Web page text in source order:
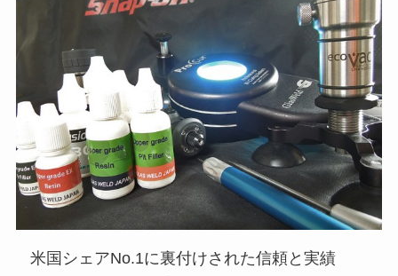
米国シェアNo.1に裏付けされた信頼と実績